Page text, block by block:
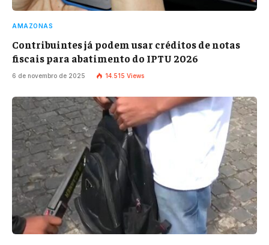
AMAZONAS
Contribuintes já podem usar créditos de notas
fiscais para abatimento do IPTU 2026
6 de novembro de 2025 14.515 Views